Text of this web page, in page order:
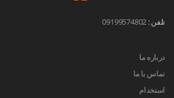
تلفن : 09199574802
درباره ما
تماس با ما
استخدام